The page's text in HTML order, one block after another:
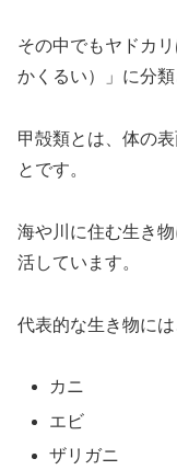
その中でもヤドカ
かくるい）」に分類
甲殻類とは、体の
とです。
海や川に住む生き
活しています。
代表的な生き物には
カニ
エビ
ザリガニ